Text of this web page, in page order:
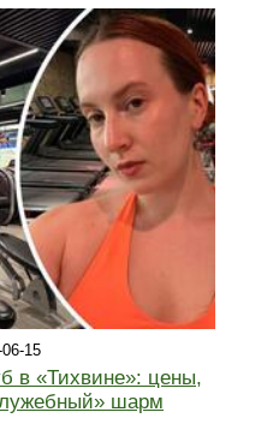
15
в «Тихвине»: цены,
шарм